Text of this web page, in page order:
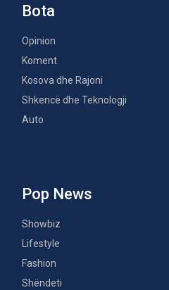
Bota
Opinion
Koment
Kosova dhe Rajoni
Shkencë dhe Teknologji
Auto
Pop News
Showbiz
Lifestyle
Fashion
Shëndeti